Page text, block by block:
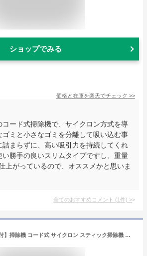
ショップでみる
価格と在庫を楽天でチェック >>
コード式掃除機で、サイクロン方式を導
ゴミと小さなゴミを分離して吸い込む事
詰まらずに、高い吸引力を持続してくれ
い勝手の良いスリムタイプですし、重量
上がっているので、オススメかと思いま
全てのおすすめコメント (1件) >
【レビュー特典付】掃除機 コード式 サイクロン スティック掃除機 ハンディ クリーナー 2way 自立式 18000pa 強力吸引 1.7kg 小型 スティック型 軽量 静音 安い 家庭用